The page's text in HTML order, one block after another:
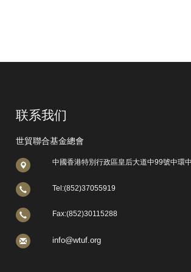
联系我们
世貿聯合基金總會
中國香港特別行政區皇后大道中99號中環
Tel:(852)37055919
Fax:(852)30115288
info@wtuf.org